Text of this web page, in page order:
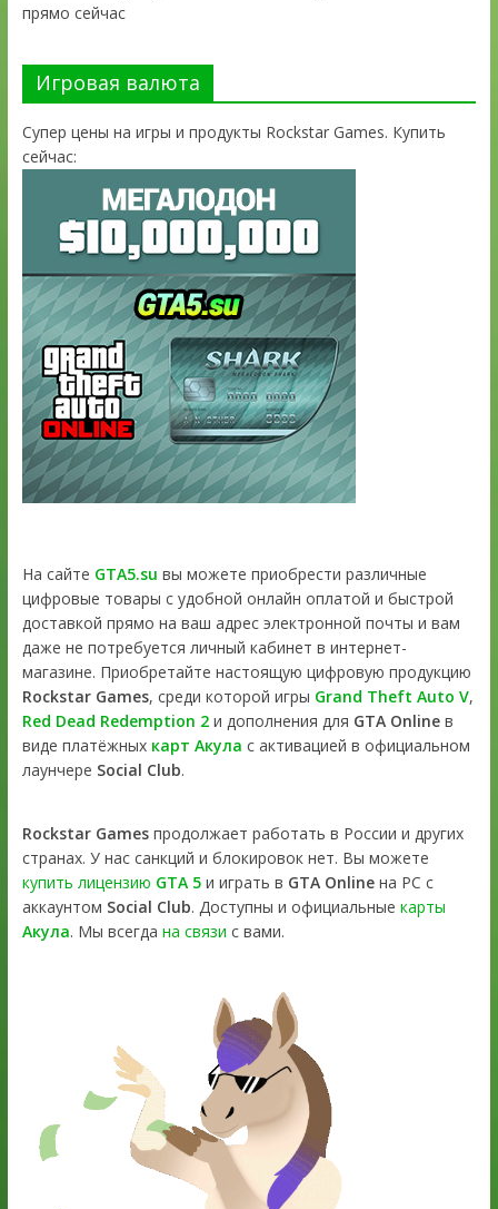
прямо сейчас
Игровая валюта
Супер цены на игры и продукты Rockstar Games. Купить
сейчас:
На сайте GTA5.su вы можете приобрести различные
цифровые товары с удобной онлайн оплатой и быстрой
доставкой прямо на ваш адрес электронной почты и вам
даже не потребуется личный кабинет в интернет-
магазине. Приобретайте настоящую цифровую продукцию
Rockstar Games, среди которой игры Grand Theft Auto V,
Red Dead Redemption 2и дополнения для GTA Onlineв
виде платёжных карт Акула с активацией в официальном
лаунчере Social Club.
Rockstar Gamesпродолжает работать в России и других
странах. У нас санкций и блокировок нет. Вы можете
купить лицензию GTA 5и играть в GTA Onlineна PC с
аккаунтом Social Club. Доступны и официальные карты
Акула. Мы всегда на связи с вами.